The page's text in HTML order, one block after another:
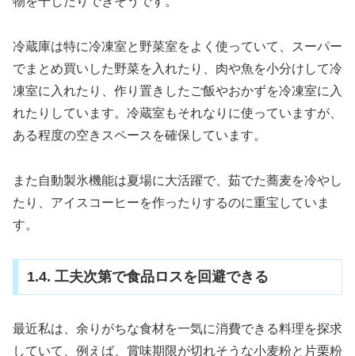
冷蔵庫は特に冷凍室と野菜室をよく使っていて、スーパー
でまとめ買いした野菜を入れたり、肉や魚を小分けして冷
凍室に入れたり、作り置きしたご飯やおかずを冷凍室に入
れたりしています。冷蔵室もそれなりに使っていますが、
ある程度の空きスペースを確保しています。
また自動製氷機能は夏場に大活躍で、茹でた蕎麦を冷やし
たり、アイスコーヒーを作ったりするのに重宝していま
す。
1.4. 工夫次第で食品ロスを回避できる
最近私は、余りがちな食材を一気に消費できる料理を探求
していて、例えば、賞味期限が切れそうな小麦粉と片栗粉